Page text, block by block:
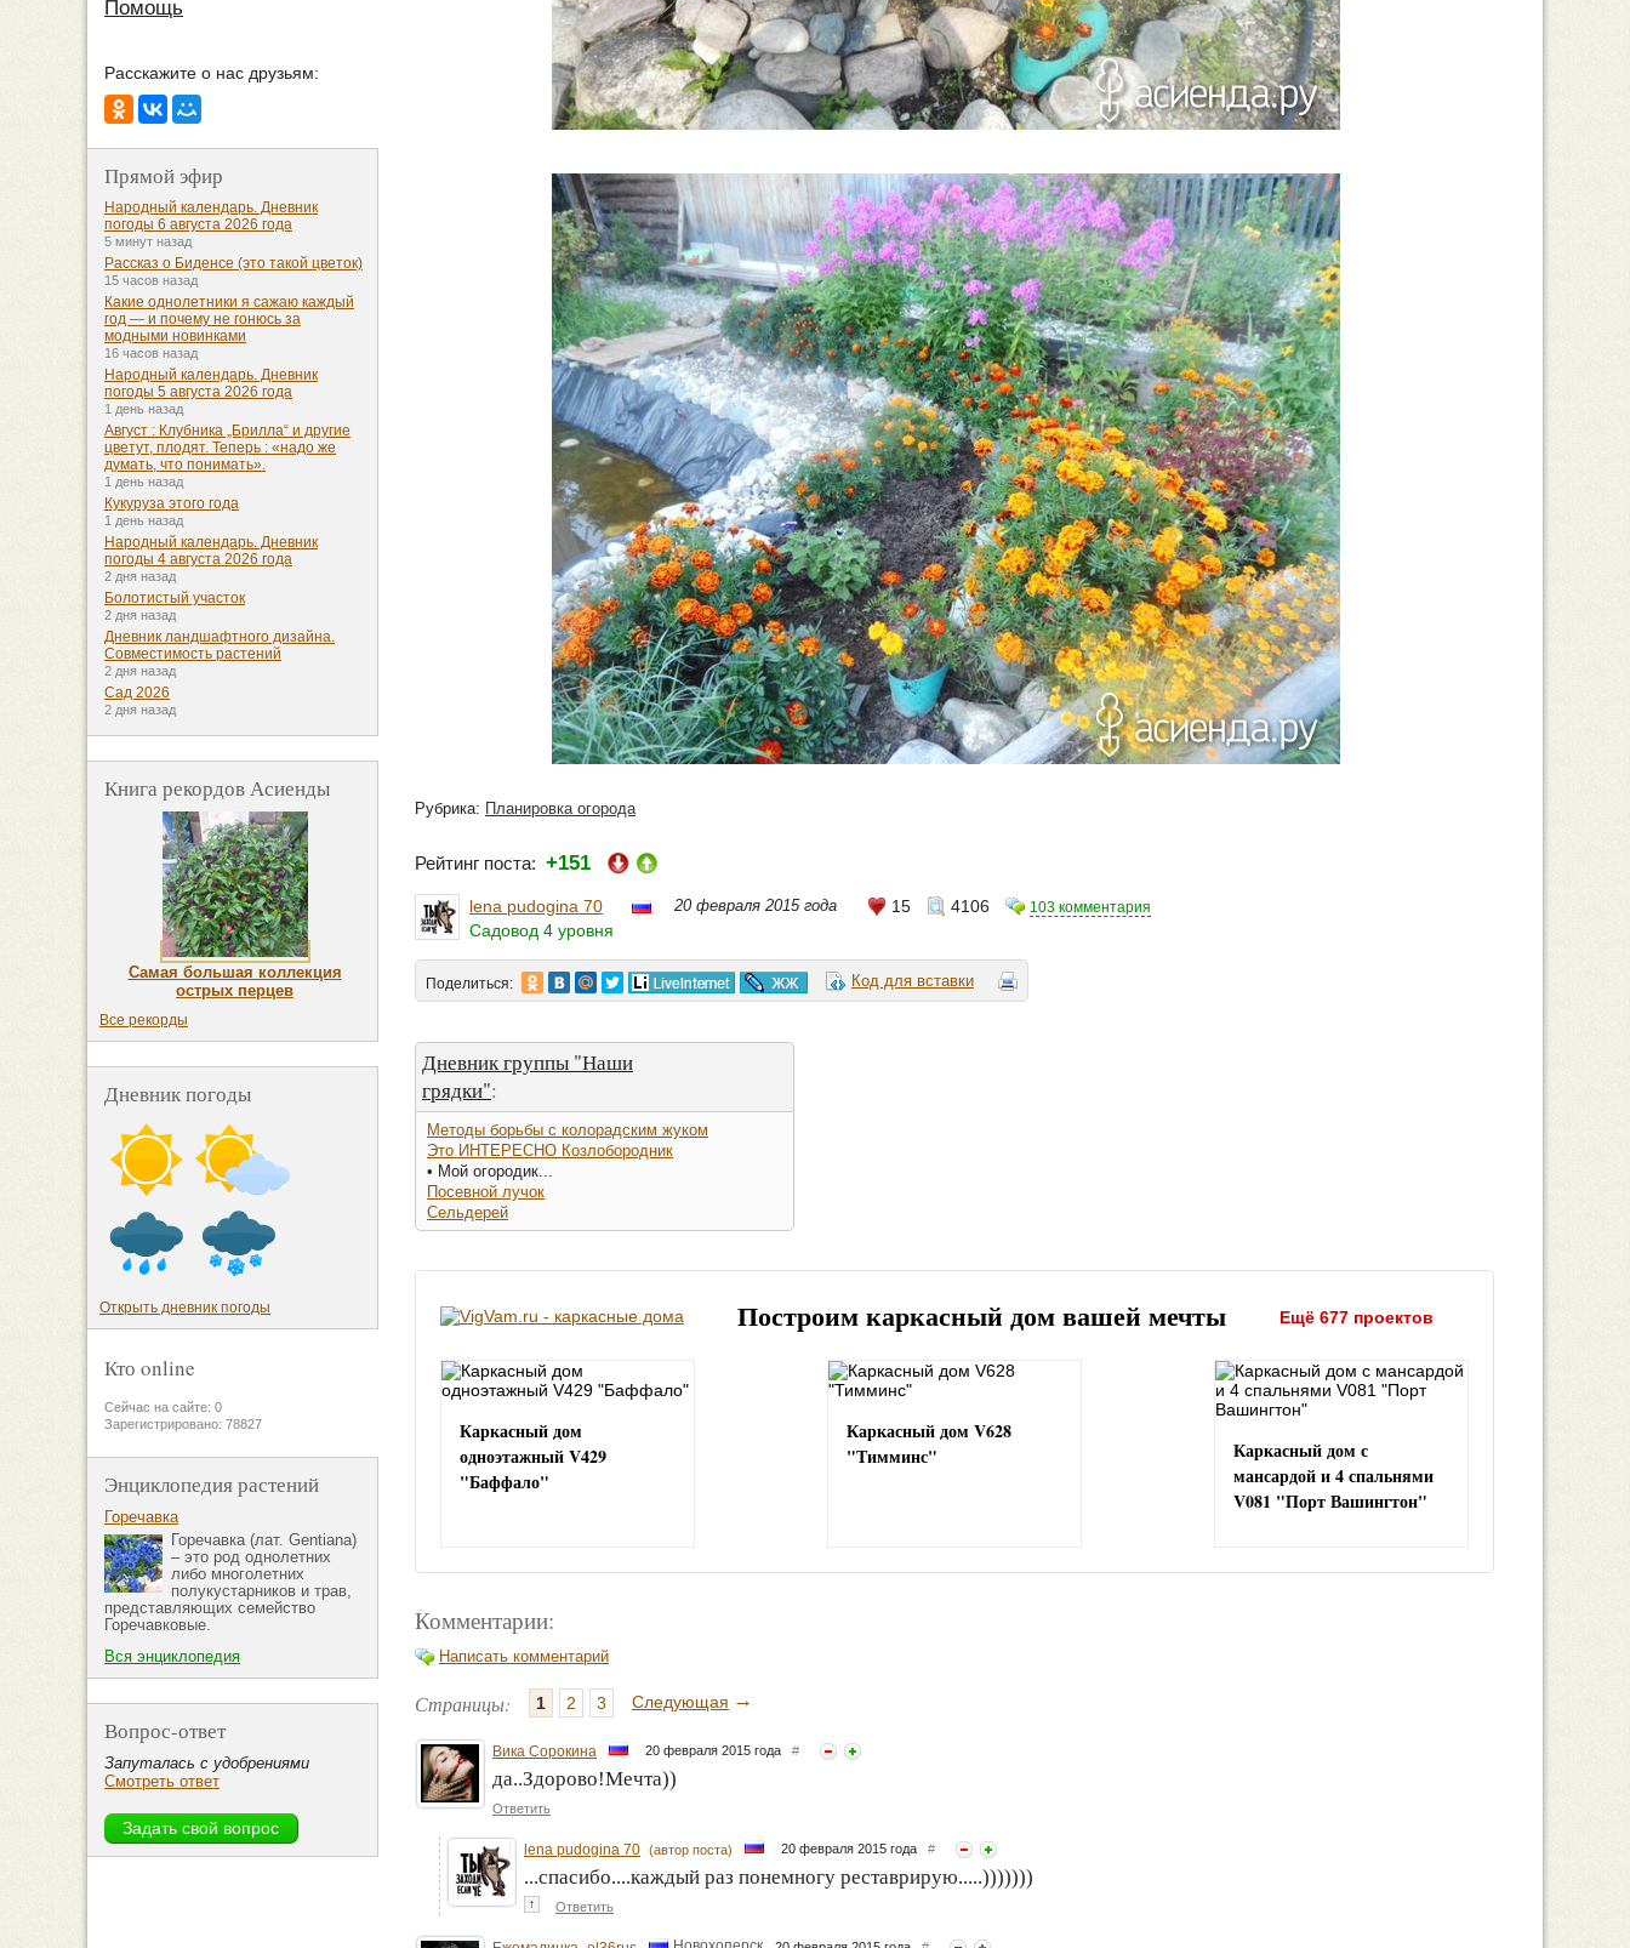
Рубрика: Планировка огорода
Рейтинг поста: +151
lena pudogina 70
Садовод 4 уровня
20 февраля 2015 года 15 4106 103 комментария
Поделиться: Код для вставки
Дневник группы "Наши
грядки":
Методы борьбы с колорадским жуком
Это ИНТЕРЕСНО Козлобородник
• Мой огородик...
Посевной лучок
Сельдерей
Построим каркасный дом вашей мечты Ещё 677 проектов
Каркасный дом
одноэтажный V429
"Баффало"
Каркасный дом V628
"Тимминс"
Каркасный дом с
мансардой и 4 спальнями
V081 "Порт Вашингтон"
Комментарии:
Написать комментарий
Страницы: 1 2 3 Следующая →
Вика Сорокина 20 февраля 2015 года #
да..Здорово!Мечта))
Ответить
lena pudogina 70 (автор поста) 20 февраля 2015 года #
...спасибо....каждый раз понемногу реставрирую.....)))))))
↑ Ответить
Помощь
Расскажите о нас друзьям:
Прямой эфир
Народный календарь. Дневник
погоды 6 августа 2026 года
5 минут назад
Рассказ о Биденсе (это такой цветок)
15 часов назад
Какие однолетники я сажаю каждый
год — и почему не гонюсь за
модными новинками
16 часов назад
Народный календарь. Дневник
погоды 5 августа 2026 года
1 день назад
Август : Клубника „Брилла“ и другие
цветут, плодят. Теперь : «надо же
думать, что понимать».
1 день назад
Кукуруза этого года
1 день назад
Народный календарь. Дневник
погоды 4 августа 2026 года
2 дня назад
Болотистый участок
2 дня назад
Дневник ландшафтного дизайна.
Совместимость растений
2 дня назад
Сад 2026
2 дня назад
Книга рекордов Асиенды
Самая большая коллекция
острых перцев
Все рекорды
Дневник погоды
Открыть дневник погоды
Кто online
Сейчас на сайте: 0
Зарегистрировано: 78827
Энциклопедия растений
Горечавка
Горечавка (лат. Gentiana)
– это род однолетних
либо многолетних
полукустарников и трав,
представляющих семейство
Горечавковые.
Вся энциклопедия
Вопрос-ответ
Запуталась с удобрениями
Смотреть ответ